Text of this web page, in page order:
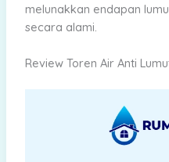
melunakkan endapan
secara alami.
Review Toren Air Anti